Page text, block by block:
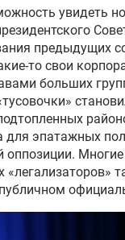
увидеть
предыдущих
то свои
больших
эпатажных
оппозиции.